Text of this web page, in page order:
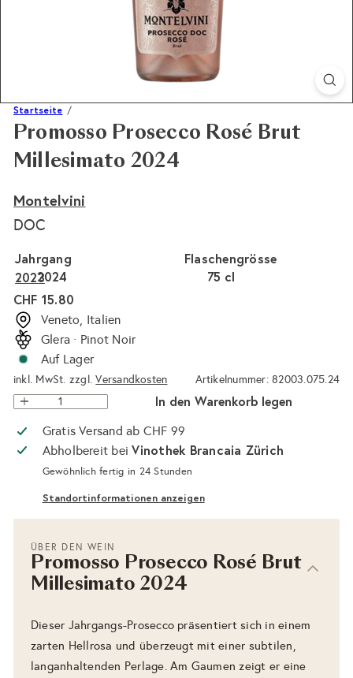
Startseite
Promosso Prosecco Rosé Brut
Millesimato 2024
Montelvini
DOC
Flaschengrösse
75 cl
Jahrgang
2024
2023
Normaler
Preis
CHF 15.80
Veneto, Italien
Glera · Pinot Noir
Auf Lager
inkl. MwSt. zzgl.Versandkosten Artikelnummer: 82003.075.24
In den Warenkorb legen
Gratis Versand ab CHF 99
Abholbereit beiVinothek Brancaia Zürich
Gewöhnlich fertig in 24 Stunden
Standortinformationen anzeigen
ÜBER DEN WEIN
Promosso Prosecco Rosé Brut
Millesimato 2024
Dieser Jahrgangs-Prosecco präsentiert sich in einem
zarten Hellrosa und überzeugt mit einer subtilen,
langanhaltenden Perlage. Am Gaumen zeigt er eine